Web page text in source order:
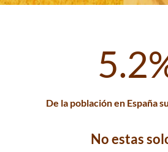
5.2
De la población en España
No estas